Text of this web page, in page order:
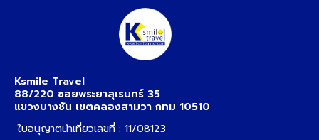
Ksmile Travel
88/220 ซอยพระยาสุเรนทร์ 35
แขวงบางชัน เขตคลองสามวา กทม 10510
ใบอนุญาตนำเที่ยวเลขที่ : 11/08123